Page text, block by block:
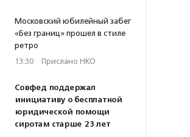
Московский юбилейный забег
«Без границ» прошел в стиле
ретро
13:30 · Прислано НКО
Совфед поддержал
инициативу о бесплатной
юридической помощи
сиротам старше 23 лет